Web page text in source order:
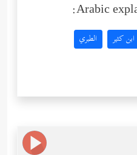
Arabic
ابن كثير الطبري